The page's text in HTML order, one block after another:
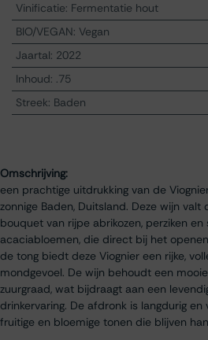
Vinificatie: Fermentatie hout
BIO/VEGAN: Vegan
Jaartal: 2022
Inhoud: .75
Streek: Baden
Omschrijving:
een prachtige uitdrukking van de
zonnige Baden, Duitsland. Deze wijn valt
bouquet van rijpe abrikozen, perziken
acaciabloemen, die direct bij het
de tong biedt deze Viognier een rijke,
mondgevoel. De wijn behoudt een
zuurgraad, wat bijdraagt aan een
drinkervaring. De afdronk is langdurig
fruitige en bloemige tonen die blijven